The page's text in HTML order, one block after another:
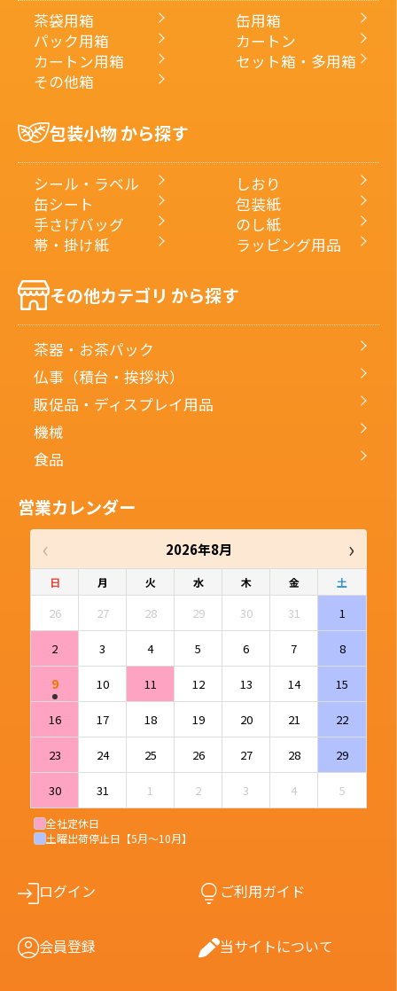
茶袋用箱
缶用箱
パック用箱
カートン
カートン用箱
セット箱・多用箱
その他箱
包装小物 から探す
シール・ラベル
しおり
缶シート
包装紙
手さげバッグ
のし紙
帯・掛け紙
ラッピング用品
その他カテゴリ から探す
茶器・お茶パック
仏事（積台・挨拶状）
販促品・ディスプレイ用品
機械
食品
営業カレンダー
‹ 2026年8月 ›
日 月 火 水 木 金 土
26 27 28 29 30 31 1
2 3 4 5 6 7 8
9 10 11 12 13 14 15
16 17 18 19 20 21 22
23 24 25 26 27 28 29
30 31 1 2 3 4 5
全社定休日
土曜出荷停止日【5月〜10月】
ログイン ご利用ガイド
会員登録 当サイトについて